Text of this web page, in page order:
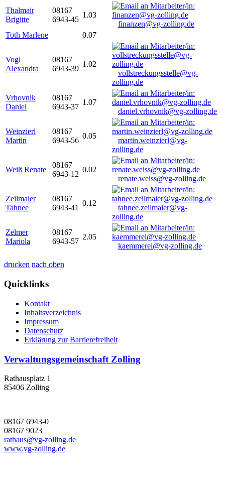
Thalmair
Brigitte
08167
6943-45
1.03
finanzen@vg-zolling.de
Toth Marlene
0.07
Vogl
Alexandra
08167
6943-39
1.02
vollstreckungsstelle@vg-
zolling.de
Vrhovnik
Daniel
08167
6943-37
1.07
daniel.vrhovnik@vg-zolling.de
Weinzierl
Martin
08167
6943-56
0.05
martin.weinzierl@vg-
zolling.de
Weiß Renate
08167
6943-12
0.02
renate.weiss@vg-zolling.de
Zeilmaier
Tahnee
08167
6943-41
0.12
tahnee.zeilmaier@vg-
zolling.de
Zelmer
Mariola
08167
6943-57
2.05
kaemmerei@vg-zolling.de
drucken nach oben
Quicklinks
Kontakt
Inhaltsverzeichnis
Impressum
Datenschutz
Erklärung zur Barrierefreiheit
Verwaltungsgemeinschaft Zolling
Rathausplatz 1
85406 Zolling
08167 6943-0
08167 9023
rathaus@vg-zolling.de
www.vg-zolling.de